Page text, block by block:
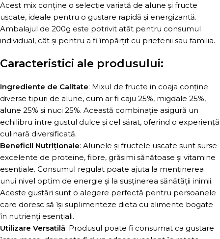
Acest mix conține o selecție variată de alune și fructe
uscate, ideale pentru o gustare rapidă și energizantă.
Ambalajul de 200g este potrivit atât pentru consumul
individual, cât și pentru a fi împărțit cu prietenii sau familia.
Caracteristici ale produsului:
Ingrediente de Calitate: Mixul de fructe in coaja conține
diverse tipuri de alune, cum ar fi caju 25%, migdale 25%,
alune 25% si nuci 25%. Această combinație asigură un
echilibru între gustul dulce și cel sărat, oferind o experiență
culinară diversificată.
Beneficii Nutriționale: Alunele și fructele uscate sunt surse
excelente de proteine, fibre, grăsimi sănătoase și vitamine
esențiale. Consumul regulat poate ajuta la menținerea
unui nivel optim de energie și la susținerea sănătății inimii.
Aceste gustări sunt o alegere perfectă pentru persoanele
care doresc să își suplimenteze dieta cu alimente bogate
în nutrienți esențiali.
Utilizare Versatilă: Produsul poate fi consumat ca gustare